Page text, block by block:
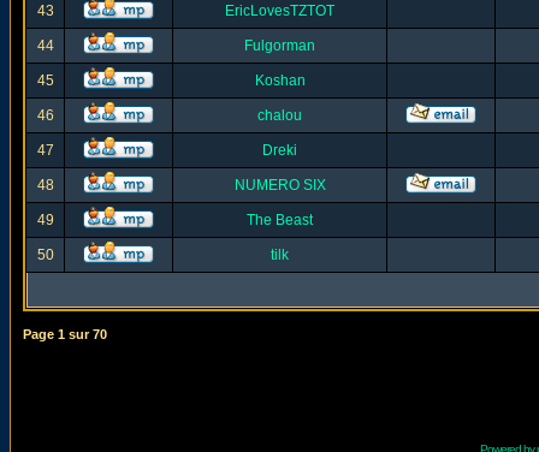
43 EricLovesTZTOT
44 Fulgorman
45 Koshan
46 chalou
47 Dreki
48 NUMERO SIX
49 The Beast
50 tilk
Page 1 sur70
Powered by